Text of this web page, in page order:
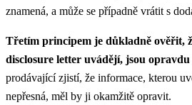
znamená, a může se případně vrátit s
Třetím principem je důkladně ověřit,
disclosure letter uvádějí, jsou opravdu
prodávající zjistí, že informace, kterou
nepřesná, měl by ji okamžitě opravit.